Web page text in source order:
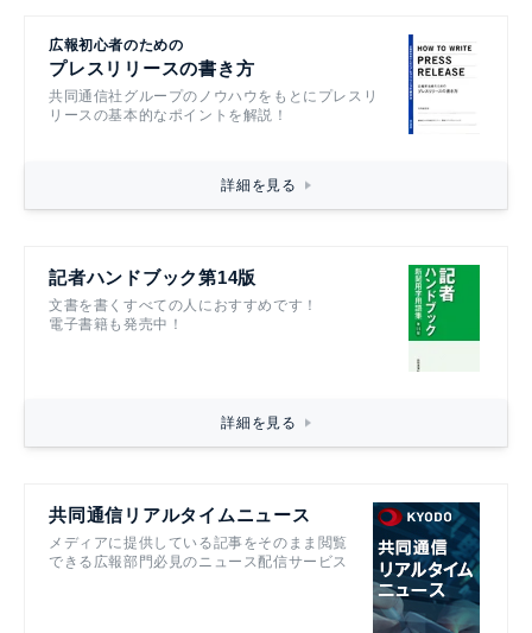
広報初心者のための
プレスリリースの書き方
共同通信社グループのノウハウをもとにプレスリ
リースの基本的なポイントを解説！
詳細を見る
記者ハンドブック第14版
文書を書くすべての人におすすめです！
電子書籍も発売中！
詳細を見る
共同通信リアルタイムニュース
メディアに提供している記事をそのまま閲覧
できる広報部門必見のニュース配信サービス